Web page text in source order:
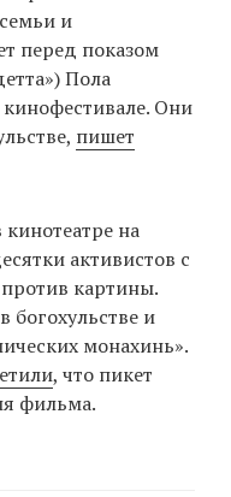
и
перед показом
Пола
Они
пишет
кинотеатре на
активистов с
картины.
богохульстве и
монахинь».
, что пикет
фильма.